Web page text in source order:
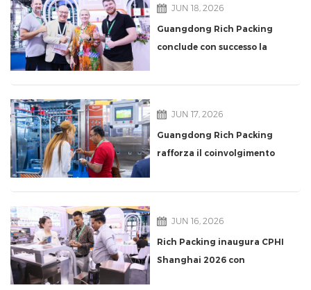
JUN 18, 2026
Guangdong Rich Packing
conclude con successo la
Shanghai 2026
JUN 17, 2026
Guangdong Rich Packing
rafforza il coinvolgimento
Shanghai 2026
JUN 16, 2026
Rich Packing inaugura CPHI
Shanghai 2026 con